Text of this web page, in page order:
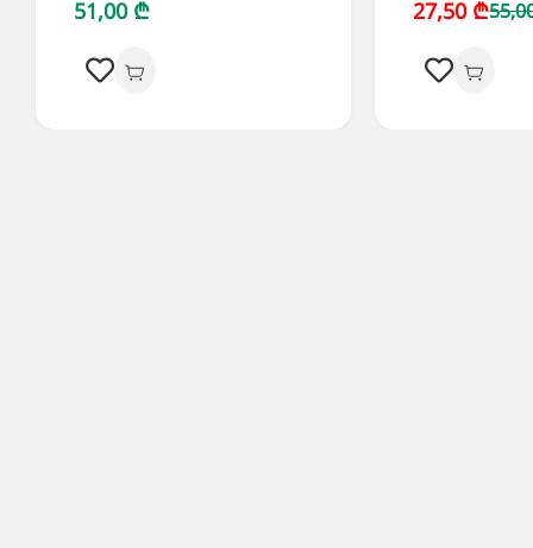
51,00 ₾ 27,50 ₾